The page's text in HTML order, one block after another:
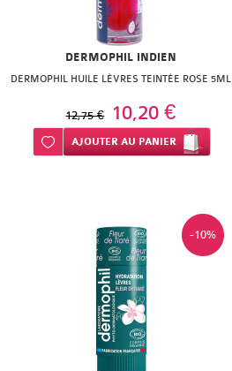
DERMOPHIL INDIEN
DERMOPHIL HUILE LÈVRES TEINTÉE ROSE 5ML
12,75 € 10,20 €
Ajouter à ma liste d’envie
AJOUTER AU PANIER
-10%